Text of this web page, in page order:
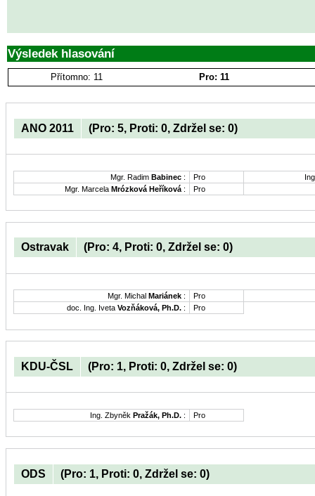
Výsledek hlasování
Přítomno: 11 Pro: 11
ANO 2011 (Pro: 5, Proti: 0, Zdržel se: 0)
Mgr. Radim Babinec : Pro
Mgr. Marcela Mrózková Heříková : Pro
Ostravak (Pro: 4, Proti: 0, Zdržel se: 0)
Mgr. Michal Mariánek :
Pro
doc. Ing. Iveta Vozňáková, Ph.D. : Pro
KDU-ČSL (Pro: 1, Proti: 0, Zdržel se: 0)
Ing. Zbyněk Pražák, Ph.D. : Pro
ODS (Pro: 1, Proti: 0, Zdržel se: 0)